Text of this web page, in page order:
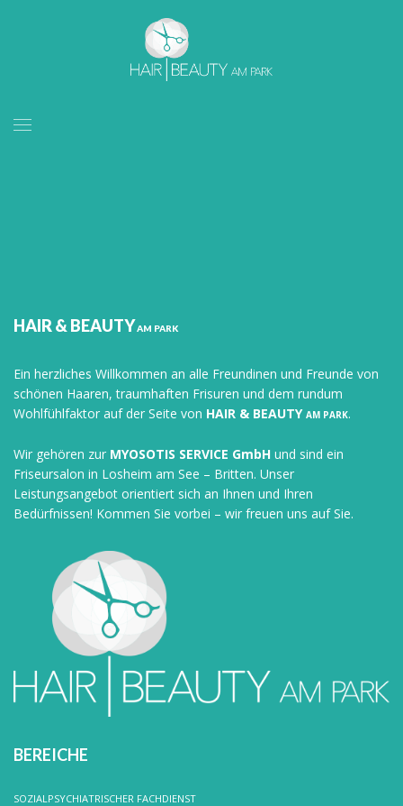
HAIR & BEAUTYAM PARK
Ein herzliches Willkommen an alle Freundinen und Freunde von
schönen Haaren, traumhaften Frisuren und dem rundum
Wohlfühlfaktor auf der Seite von HAIR & BEAUTY AM PARK.
Wir gehören zur MYOSOTIS SERVICE GmbH und sind ein
Friseursalon in Losheim am See – Britten. Unser
Leistungsangebot orientiert sich an Ihnen und Ihren
Bedürfnissen! Kommen Sie vorbei – wir freuen uns auf Sie.
BEREICHE
SOZIALPSYCHIATRISCHER FACHDIENST